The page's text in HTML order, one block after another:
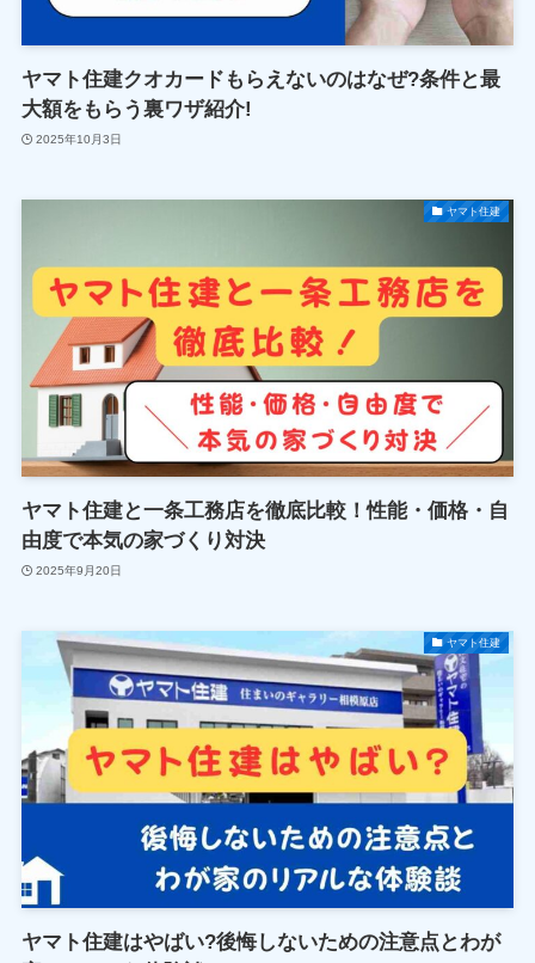
ヤマト住建クオカードもらえないのはなぜ?条件と最
大額をもらう裏ワザ紹介!
2025年10月3日
ヤマト住建
ヤマト住建と一条工務店を徹底比較！性能・価格・自
由度で本気の家づくり対決
2025年9月20日
ヤマト住建
ヤマト住建はやばい?後悔しないための注意点とわが